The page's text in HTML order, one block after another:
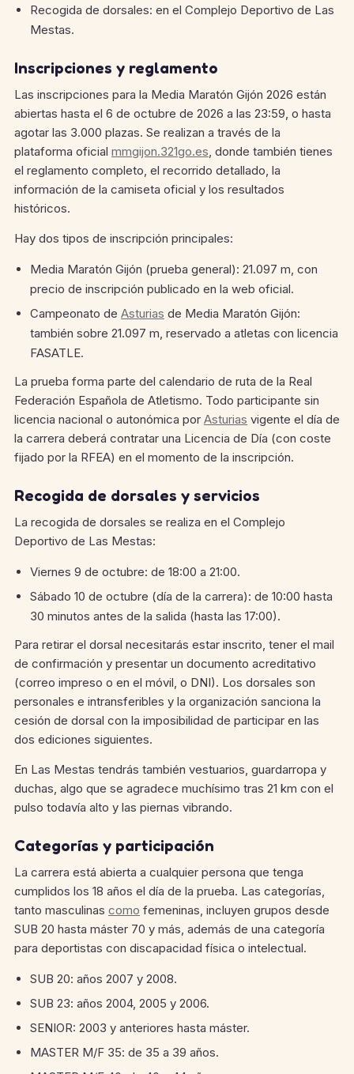
Recogida de dorsales: en el Complejo Deportivo de Las
Mestas.
Inscripciones y reglamento
Las inscripciones para la Media Maratón Gijón 2026 están
abiertas hasta el 6 de octubre de 2026 a las 23:59, o hasta
agotar las 3.000 plazas. Se realizan a través de la
plataforma oficial mmgijon.321go.es, donde también tienes
el reglamento completo, el recorrido detallado, la
información de la camiseta oficial y los resultados
históricos.
Hay dos tipos de inscripción principales:
Media Maratón Gijón (prueba general): 21.097 m, con
precio de inscripción publicado en la web oficial.
Campeonato de Asturias de Media Maratón Gijón:
también sobre 21.097 m, reservado a atletas con licencia
FASATLE.
La prueba forma parte del calendario de ruta de la Real
Federación Española de Atletismo. Todo participante sin
licencia nacional o autonómica por Asturias vigente el día de
la carrera deberá contratar una Licencia de Día (con coste
fijado por la RFEA) en el momento de la inscripción.
Recogida de dorsales y servicios
La recogida de dorsales se realiza en el Complejo
Deportivo de Las Mestas:
Viernes 9 de octubre: de 18:00 a 21:00.
Sábado 10 de octubre (día de la carrera): de 10:00 hasta
30 minutos antes de la salida (hasta las 17:00).
Para retirar el dorsal necesitarás estar inscrito, tener el mail
de confirmación y presentar un documento acreditativo
(correo impreso o en el móvil, o DNI). Los dorsales son
personales e intransferibles y la organización sanciona la
cesión de dorsal con la imposibilidad de participar en las
dos ediciones siguientes.
En Las Mestas tendrás también vestuarios, guardarropa y
duchas, algo que se agradece muchísimo tras 21 km con el
pulso todavía alto y las piernas vibrando.
Categorías y participación
La carrera está abierta a cualquier persona que tenga
cumplidos los 18 años el día de la prueba. Las categorías,
tanto masculinas como femeninas, incluyen grupos desde
SUB 20 hasta máster 70 y más, además de una categoría
para deportistas con discapacidad física o intelectual.
SUB 20: años 2007 y 2008.
SUB 23: años 2004, 2005 y 2006.
SENIOR: 2003 y anteriores hasta máster.
MASTER M/F 35: de 35 a 39 años.